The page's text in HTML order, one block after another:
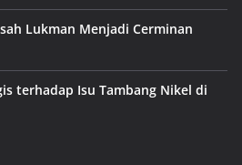
Lukman Menjadi Cerminan
terhadap Isu Tambang Nikel di